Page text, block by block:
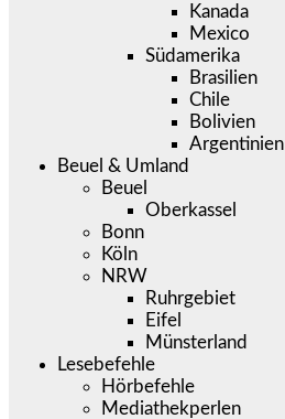
Kanada
Mexico
Südamerika
Brasilien
Chile
Bolivien
Argentinien
Beuel & Umland
Beuel
Oberkassel
Bonn
Köln
NRW
Ruhrgebiet
Eifel
Münsterland
Lesebefehle
Hörbefehle
Mediathekperlen